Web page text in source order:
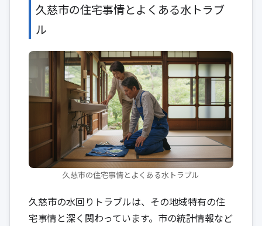
久慈市の住宅事情とよくある水トラブ
ル
久慈市の住宅事情とよくある水トラブル
久慈市の水回りトラブルは、その地域特有の住
宅事情と深く関わっています。市の統計情報など